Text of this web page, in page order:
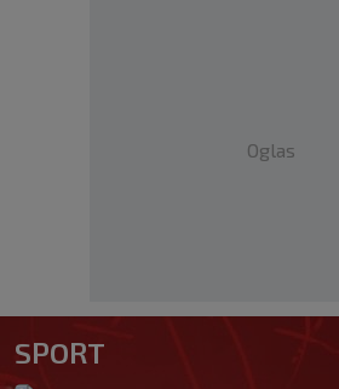
Oglas
SPORT